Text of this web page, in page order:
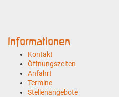
Informationen
Kontakt
Öffnungszeiten
Anfahrt
Termine
Stellenangebote